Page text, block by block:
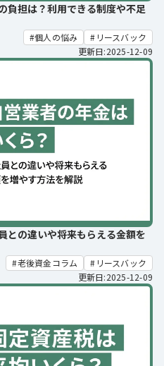
負担は？利用できる制度や不足
個人の悩み
リースバック
更新日:2025-12-09
との違いや将来もらえる金額を
老後資金コラム
リースバック
更新日:2025-12-09